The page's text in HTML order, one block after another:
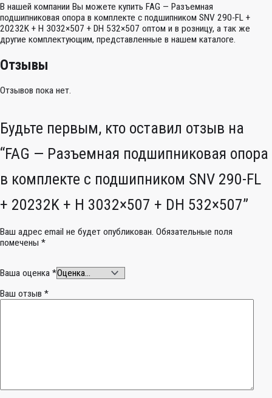
В нашей компании Вы можете купить FAG — Разъемная
подшипниковая опора в комплекте с подшипником SNV 290-FL +
20232K + H 3032×507 + DH 532×507 оптом и в розницу, а так же
другие комплектующим, представленные в нашем каталоге.
Отзывы
Отзывов пока нет.
Будьте первым, кто оставил отзыв на
“FAG — Разъемная подшипниковая опора
в комплекте с подшипником SNV 290-FL
+ 20232K + H 3032×507 + DH 532×507”
Ваш адрес email не будет опубликован. Обязательные поля
помечены *
Ваша оценка *
Ваш отзыв *